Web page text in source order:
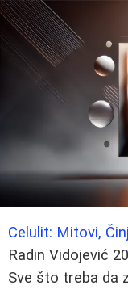
Celulit: Mitovi,
Radin Vidojević
Sve što treba da